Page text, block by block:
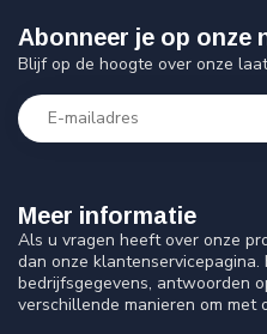
Meer informatie
Als u vragen heeft over onze
dan onze klantenservicepagina.
bedrijfsgegevens, antwoorden
verschillende manieren om met
Abonneer je op onze
Blijf op de hoogte over onze